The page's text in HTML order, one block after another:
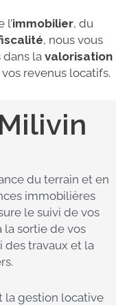
l’immobilier, du
, nous vous
la valorisation
revenus locatifs.
du terrain et en
immobilières
le suivi de vos
la sortie de vos
des travaux et la
la gestion locative